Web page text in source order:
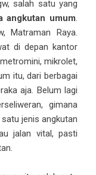
salah satu yang
angkutan umum
Matraman Raya.
di depan kantor
mikrolet,
itu, dari berbagai
aja. Belum lagi
gimana
jenis angkutan
jalan vital, pasti